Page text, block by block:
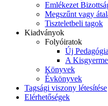
Emlékezet
Megszűnt vagy
Tiszteletbeli tagok
Kiadványok
Folyóiratok
Új
A
Könyvek
Évkönyvek
Tagsági viszony létesítése
Elérhetőségek